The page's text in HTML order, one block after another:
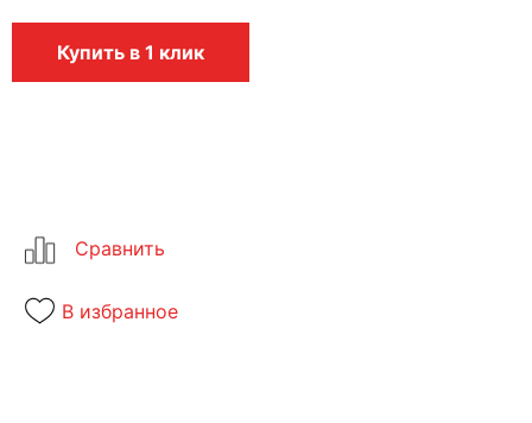
Купить в 1 клик
В избранное